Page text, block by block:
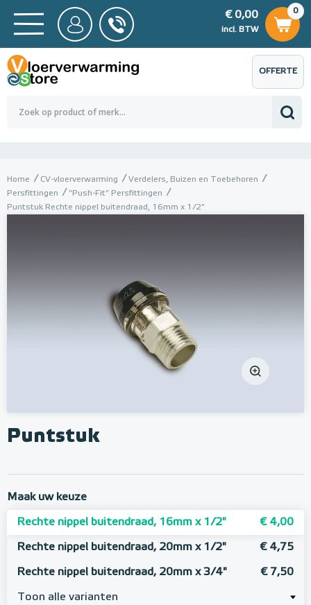
BTW
0,00
0
€ 0,00
incl. BTW
€ 0,00
OFFERTE
AANVRAGEN
Home CV-vloerverwarming
Verdelers, Buizen en Toebehoren
Persfittingen
"Push-Fit" Persfittingen
Puntstuk Rechte nippel buitendraad, 16mm x 1/2"
Puntstuk
Maak uw keuze
Rechte nippel buitendraad, 16mm x 1/2" € 4,00
Rechte nippel buitendraad, 20mm x 1/2" € 4,75
Rechte nippel buitendraad, 20mm x 3/4" € 7,50
Toon alle varianten